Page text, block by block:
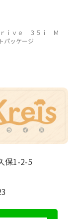
ｒｉｖｅ ３５ｉ Ｍ
パッケージ
保1-2-5